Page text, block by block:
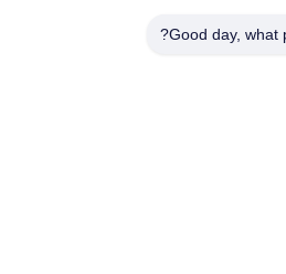
Good day, what